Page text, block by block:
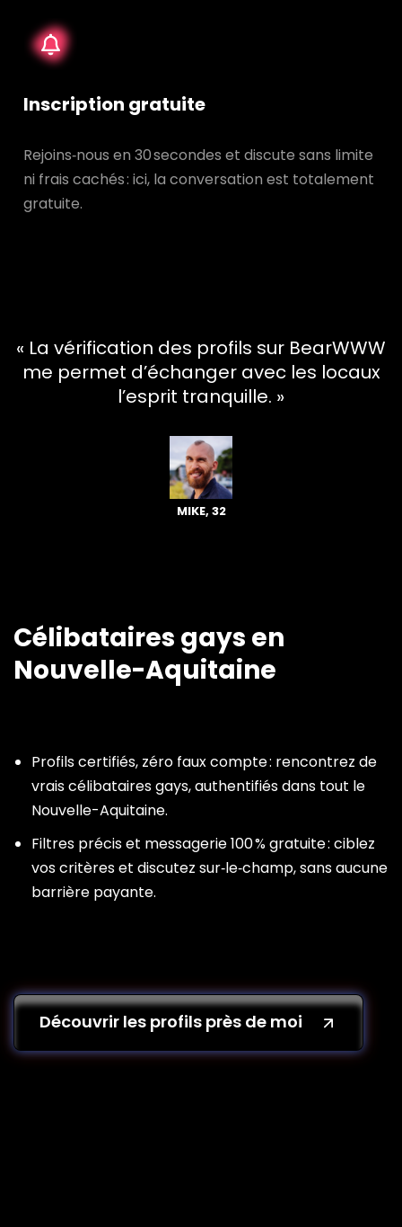
Inscription gratuite
Rejoins‑nous en 30 secondes et discute sans limite
ni frais cachés : ici, la conversation est totalement
gratuite.
« La vérification des profils sur BearWWW
me permet d’échanger avec les locaux
l’esprit tranquille. »
MIKE, 32
Célibataires gays en
Nouvelle-Aquitaine
Profils certifiés, zéro faux compte : rencontrez de
vrais célibataires gays, authentifiés dans tout le
Nouvelle-Aquitaine.
Filtres précis et messagerie 100 % gratuite : ciblez
vos critères et discutez sur‑le‑champ, sans aucune
barrière payante.
Découvrir les profils près de moi